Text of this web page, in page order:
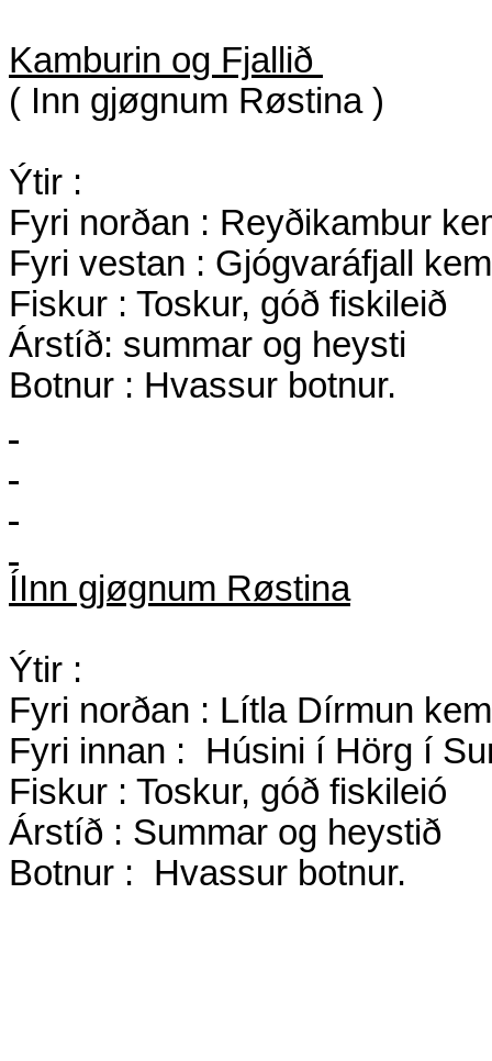
Kamburin og Fjallið
( Inn gjøgnum Røstina )
Ýtir :
Fyri norðan : Reyðikambur
Fyri vestan : Gjógvaráfjall
Fiskur : Toskur, góð fiskileið
Árstíð: summar og heysti
Botnur : Hvassur botnur.
ÍInn gjøgnum Røstina
Ýtir :
Fyri norðan : Lítla Dírmun
Fyri innan :
Húsini í Hörg í
Fiskur : Toskur, góð fiskileió
Árstíð : Summar og heystið
Botnur :
Hvassur botnur.